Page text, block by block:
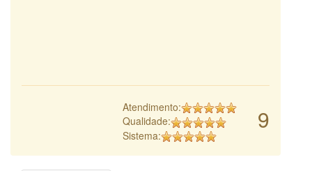
9
Atendimento:
Qualidade:
Sistema: